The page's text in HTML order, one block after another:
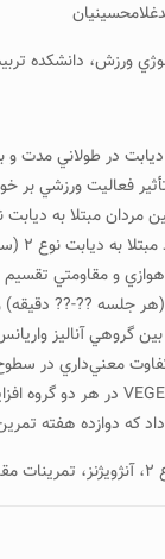
ورزش، دانشكده
در طولاني مدت و
تأثير فعاليت
مبتلا به ديابت نوع ۲
كه دوازده هفته